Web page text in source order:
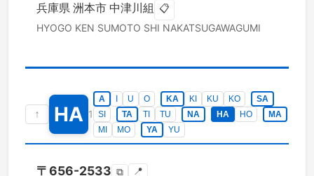
兵庫県 洲本市 中津川組 📋
HYOGO KEN SUMOTO SHI NAKATSUGAWAGUMI
↑ HA 1
A U O KA KI KU KO
SA
SI
TA TI TU NA HA HO
MA
MI
MO YA YU
〒656-2533 ⧉ 📍